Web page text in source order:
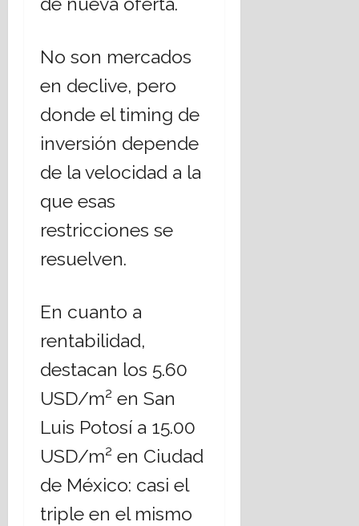
No son mercados
en declive, pero
donde el timing de
inversión depende
de la velocidad a la
que esas
restricciones se
resuelven.
En cuanto a
rentabilidad,
destacan los 5.60
USD/m² en San
Luis Potosí a 15.00
USD/m² en Ciudad
de México: casi el
triple en el mismo